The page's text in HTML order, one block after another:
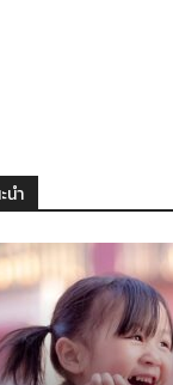
นำ